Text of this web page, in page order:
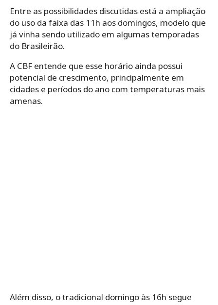
Entre as possibilidades discutidas está a ampliação
do uso da faixa das 11h aos domingos, modelo que
já vinha sendo utilizado em algumas temporadas
do Brasileirão.
A CBF entende que esse horário ainda possui
potencial de crescimento, principalmente em
cidades e períodos do ano com temperaturas mais
amenas.
Além disso, o tradicional domingo às 16h segue